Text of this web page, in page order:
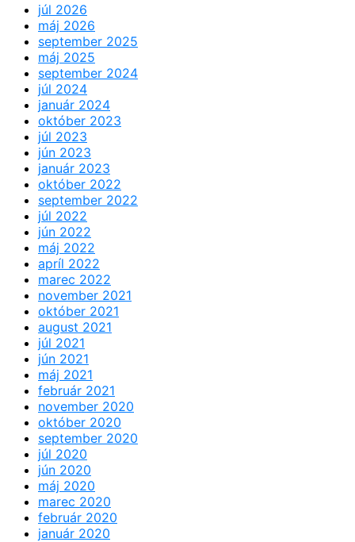
júl 2026
máj 2026
september 2025
máj 2025
september 2024
júl 2024
január 2024
október 2023
júl 2023
jún 2023
január 2023
október 2022
september 2022
júl 2022
jún 2022
máj 2022
apríl 2022
marec 2022
november 2021
október 2021
august 2021
júl 2021
jún 2021
máj 2021
február 2021
november 2020
október 2020
september 2020
júl 2020
jún 2020
máj 2020
marec 2020
február 2020
január 2020